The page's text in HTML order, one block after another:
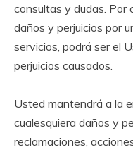
consultas y dudas. Por
daños y perjuicios por
servicios, podrá ser el
perjuicios causados.
Usted mantendrá a la
cualesquiera daños y
reclamaciones,